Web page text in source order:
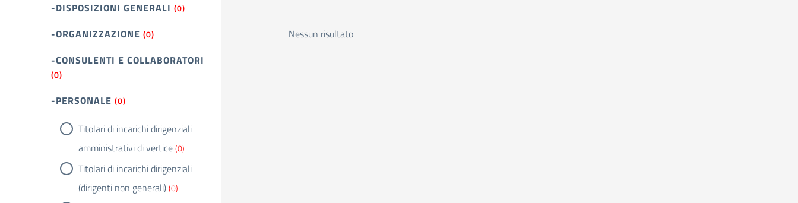
-DISPOSIZIONI GENERALI (0)
-ORGANIZZAZIONE (0)
-CONSULENTI E COLLABORATORI
(0)
-PERSONALE (0)
Titolari di incarichi dirigenziali
amministrativi di vertice(0)
Titolari di incarichi dirigenziali
(dirigenti non generali)(0)
Nessun risultato